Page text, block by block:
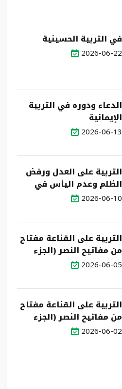
في التربية الحسينية
2026-06-22
الدعاء ودوره في التربية
الإيمانية
2026-06-13
التربية على العدل ورفض
الظلم وعدم اليأس في
سيرة أهل البيت (ع)
2026-06-10
التربية على القناعة مفتاح
من مفاتيح النصر (الجزء
الثاني: النموذج العملي)
2026-06-05
التربية على القناعة مفتاح
من مفاتيح النصر (الجزء
الأول: البناء النظري)
2026-06-02